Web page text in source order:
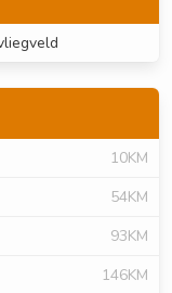
10KM
54KM
93KM
146KM